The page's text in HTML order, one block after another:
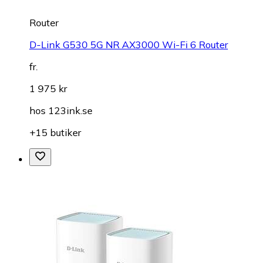
Router
D-Link G530 5G NR AX3000 Wi-Fi 6 Router
fr.
1 975 kr
hos 123ink.se
+15 butiker